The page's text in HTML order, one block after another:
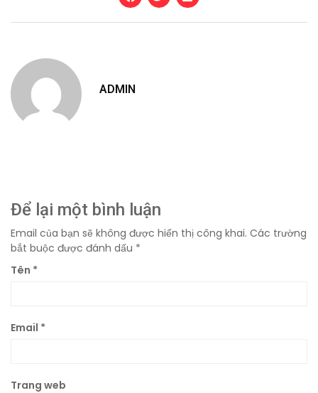
ADMIN
Để lại một bình luận
Email của bạn sẽ không được hiển thị công khai. Các trường
bắt buộc được đánh dấu *
Tên *
Email *
Trang web